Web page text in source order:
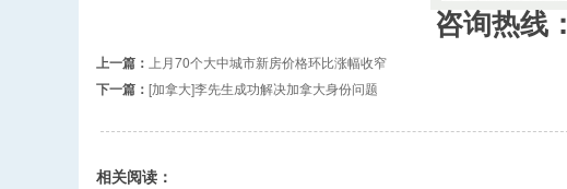
咨询热线：
上一篇： 上月70个大中城市新房价格环比涨幅收窄
下一篇： [加拿大]李先生成功解决加拿大身份问题
相关阅读：